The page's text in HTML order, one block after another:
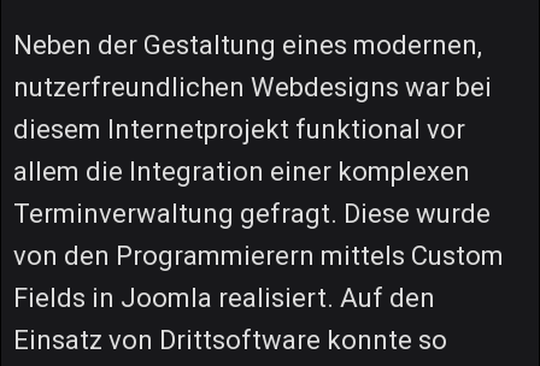
Neben der Gestaltung eines modernen,
nutzerfreundlichen Webdesigns war bei
diesem Internetprojekt funktional vor
allem die Integration einer komplexen
Terminverwaltung gefragt. Diese wurde
von den Programmierern mittels Custom
Fields in Joomla realisiert. Auf den
Einsatz von Drittsoftware konnte so